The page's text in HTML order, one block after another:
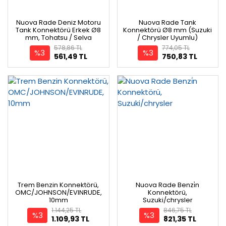
Nuova Rade Deniz Motoru
Tank Konnektörü Erkek Ø8
mm, Tohatsu / Selva
%3 561,49 TL
578,86 TL
Nuova Rade Tank
Konnektörü Ø8 mm (Suzuki
/ Chrysler Uyumlu)
%3 750,83 TL
774,05 TL
Trem Benzin Konnektörü,
OMC/JOHNSON/EVINRUDE,
10mm
%3 1.109,93 TL
1.144,25 TL
Nuova Rade Benzi̇n
Konnektörü,
Suzuki/chrysler
%3 821,35 TL
846,75 TL